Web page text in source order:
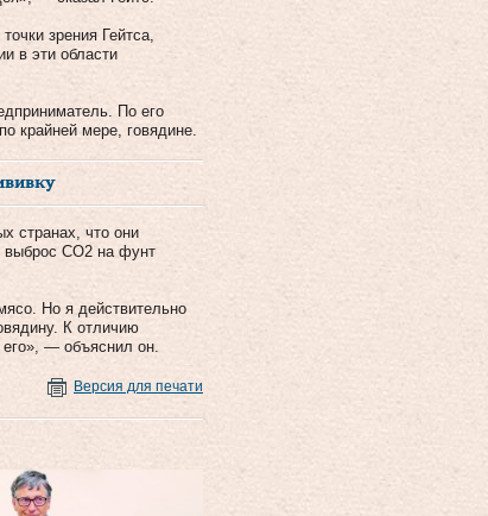
зрения Гейтса,
в эти области
По его
крайней мере, говядине.
странах, что они
выброс CO2 на фунт
Но я действительно
К отличию
— объяснил он.
Версия для печати